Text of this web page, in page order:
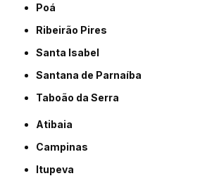
Poá
Ribeirão Pires
Santa Isabel
Santana de Parnaíba
Taboão da Serra
Atibaia
Campinas
Itupeva